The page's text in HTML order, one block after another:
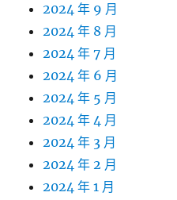
2024 年 9 月
2024 年 8 月
2024 年 7 月
2024 年 6 月
2024 年 5 月
2024 年 4 月
2024 年 3 月
2024 年 2 月
2024 年 1 月